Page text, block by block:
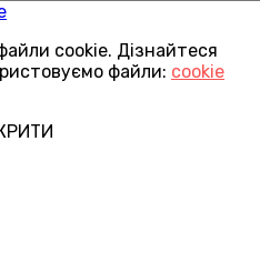
cookie. Дізнайтеся
файли: cookie